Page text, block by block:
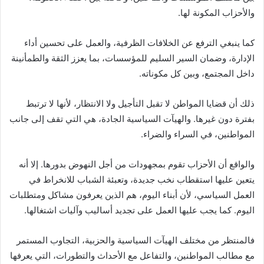
والأحزاب المكونة لها.
كما ينبغي الترفع عن الخلافات الظرفية، والعمل على تحسين أداء
الإدارة، وضمان السير السليم للمؤسسات، بما يعزز الثقة والطمأنينة
داخل المجتمع، وبين كل مكوناته.
ذلك أن قضايا المواطن لا تقبل التأجيل ولا الانتظار، لأنها لا ترتبط
بفترة دون غيرها. والهيآت السياسية الجادة، هي التي تقف إلى جانب
المواطنين، في السراء والضراء.
والواقع أن الأحزاب تقوم بمجهودات من أجل النهوض بدورها. إلا أنه
يتعين عليها استقطاب نخب جديدة، وتعبئة الشباب للانخراط في
العمل السياسي، لأن أبناء اليوم، هم الذين يعرفون مشاكل ومتطلبات
اليوم. كما يجب عليها العمل على تجديد أساليب وآليات اشتغالها.
فالمنتظر من مختلف الهيآت السياسية والحزبية، التجاوب المستمر
مع مطالب المواطنين، والتفاعل مع الأحداث والتطورات، التي يعرفها